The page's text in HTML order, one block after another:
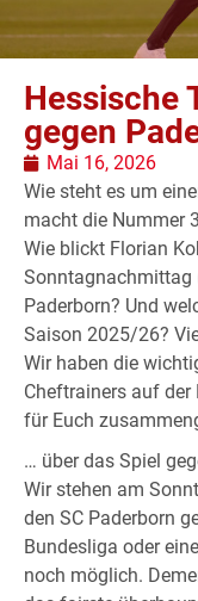
Hessische
gegen
Mai 16, 2026
Wie steht es um
macht die Nummer
Wie blickt Florian
Sonntagnachmittag
Paderborn? Und
Saison 2025/26?
Wir haben die
Cheftrainers auf der
für Euch
… über das Spiel
Wir stehen am
den SC Paderborn
Bundesliga oder
noch möglich.